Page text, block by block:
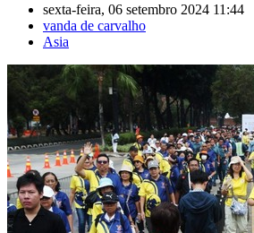
sexta-feira, 06 setembro 2024 11:44
vanda de carvalho
Asia